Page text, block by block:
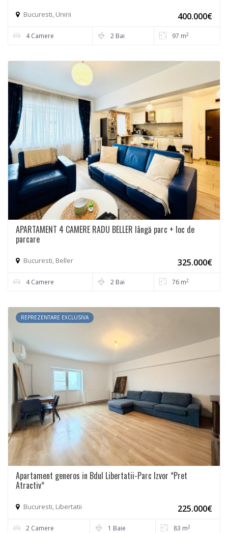
Bucuresti, Unirii 400.000€
4 Camere 2 Bai 97 m2
APARTAMENT 4 CAMERE RADU BELLER lângă parc + loc de
parcare
Bucuresti, Beller 325.000€
4 Camere 2 Bai 76 m2
REPREZENTARE EXCLUSIVA
Apartament generos in Bdul Libertatii-Parc Izvor *Pret
Atractiv*
Bucuresti, Libertatii 225.000€
2 Camere 1 Baie 83 m2